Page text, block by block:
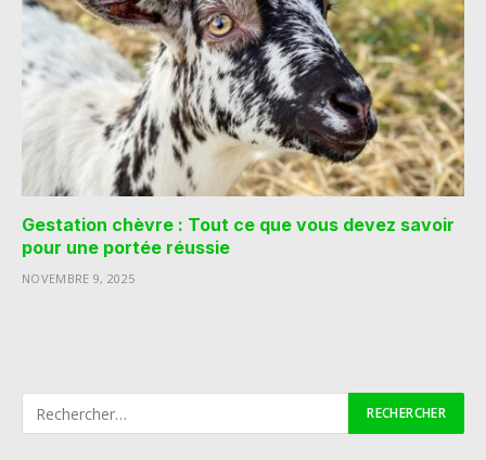
Gestation chèvre : Tout ce que vous devez savoir
pour une portée réussie
NOVEMBRE 9, 2025